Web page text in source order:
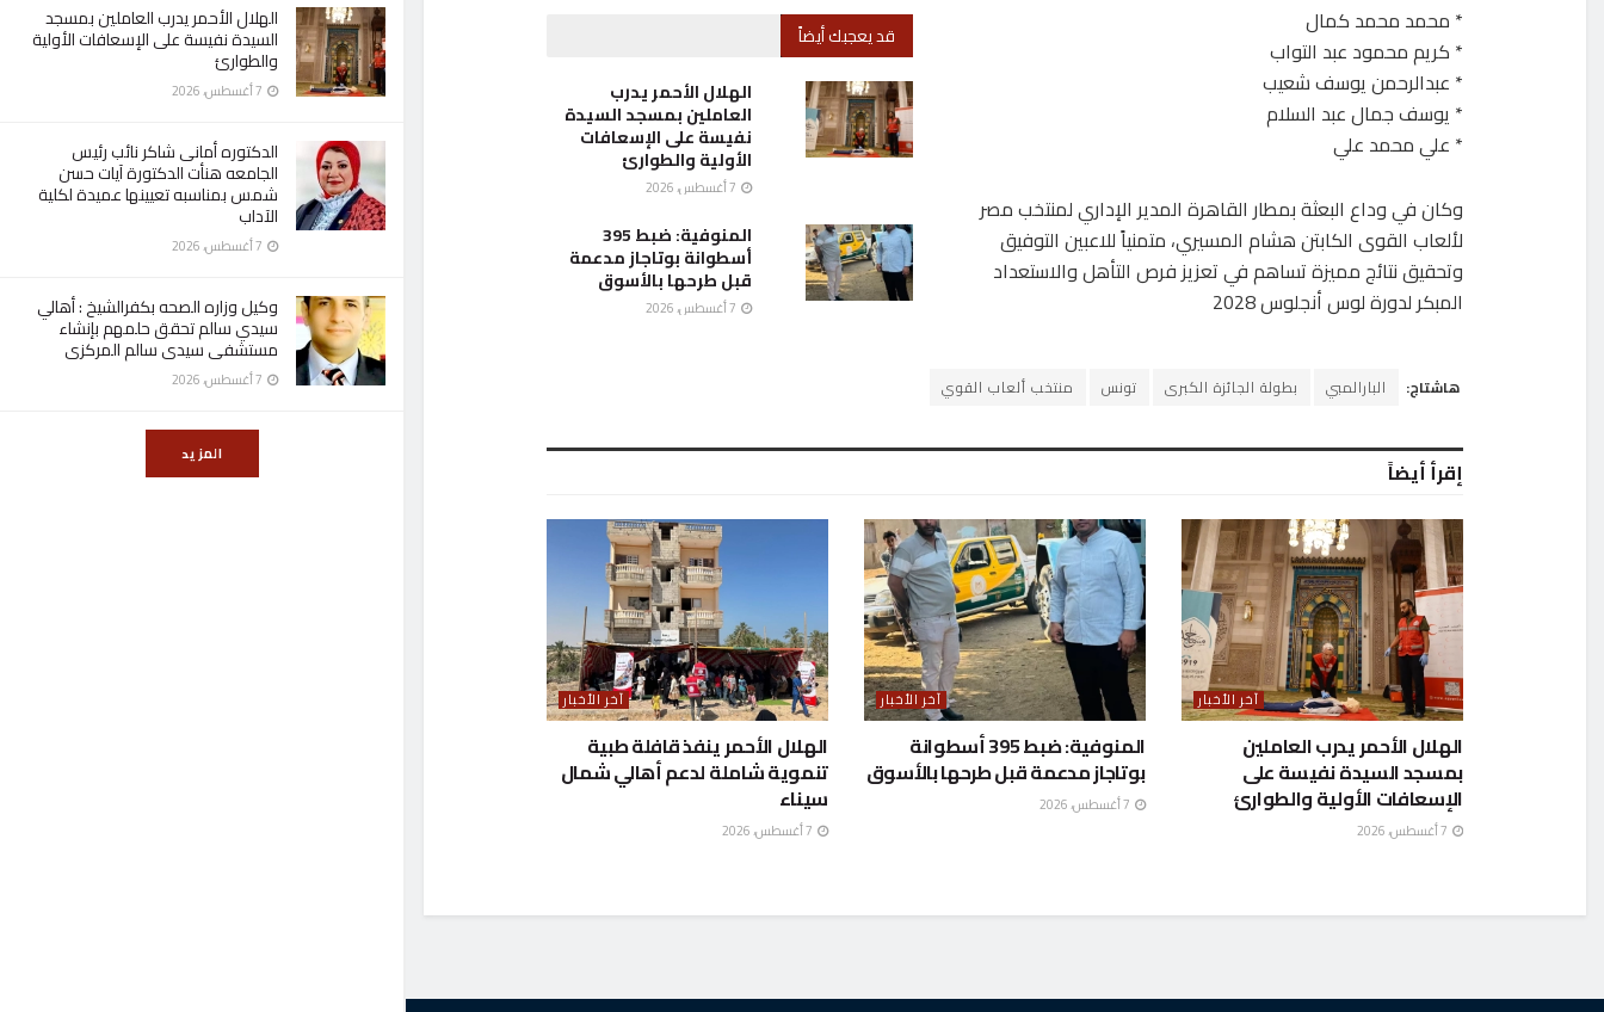
الهلال الأحمر يدرب العاملين بمسجد
السيدة نفيسة على الإسعافات الأولية
والطوارئ
الدكتوره أمانى شاكر نائب رئيس
الجامعه هنأت الدكتورة آيات حسن
شمس بمناسبه تعيينها عميدة لكلية
الآداب
وكيل وزاره الصحه بكفرالشيخ : أهالي
سيدي سالم تحقق حلمهم بإنشاء
مستشفى سيدى سالم المركزى
المزيد
قد يعجبك أيضاً
الهلال الأحمر يدرب
العاملين بمسجد السيدة
نفيسة على الإسعافات
الأولية والطوارئ
المنوفية: ضبط 395
أسطوانة بوتاجاز مدعمة
قبل طرحها بالأسوق
* محمد محمد كمال
* كريم محمود عبد التواب
* عبدالرحمن يوسف شعيب
* يوسف جمال عبد السلام
* علي محمد علي
وكان في وداع البعثة بمطار القاهرة المدير الإداري لمنتخب مصر
لألعاب القوى الكابتن هشام المسيري، متمنياً للاعبين التوفيق
وتحقيق نتائج مميزة تساهم في تعزيز فرص التأهل والاستعداد
المبكر لدورة لوس أنجلوس 2028
هاشتاج: البارالمبي بطولة الجائزة الكبرى تونس منتخب ألعاب القوي
إقرأ أيضاً
آخر الأخبار
الهلال الأحمر يدرب العاملين
بمسجد السيدة نفيسة على
الإسعافات الأولية والطوارئ
آخر الأخبار
المنوفية: ضبط 395 أسطوانة
بوتاجاز مدعمة قبل طرحها بالأسوق
آخر الأخبار
الهلال الأحمر ينفذ قافلة طبية
تنموية شاملة لدعم أهالي شمال
سيناء